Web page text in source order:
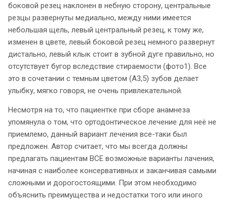
боковой резец наклонен в небную сторону, центральные
резцы развернуты медиально, между ними имеется
небольшая щель, левый центральный резец, к тому же,
изменен в цвете, левый боковой резец немного развернут
дистально, левый клык стоит в зубной дуге правильно, но
отсутствует бугор вследствие стираемости (фото1). Все
это в сочетании с темным цветом (А3,5) зубов делает
улыбку, мягко говоря, не очень привлекательной.
Несмотря на то, что пациентке при сборе анамнеза
упомянула о том, что ортодонтическое лечение для неё не
приемлемо, данный вариант лечения все-таки был
предложен. Автор считает, что мы всегда должны
предлагать пациентам ВСЕ возможные варианты лачения,
начиная с наиболее консервативных и заканчивая самыми
сложными и дорогостоящими. При этом необходимо
объяснить преимущества и недостатки того или иного